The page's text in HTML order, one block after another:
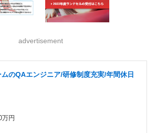
advertisement
のQAエンジニア/研修制度充実/年間休日
万円